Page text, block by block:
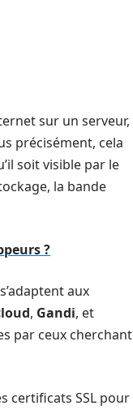
sur un serveur,
précisément, cela
soit visible par le
la bande
?
aux
, Gandi, et
par ceux cherchant
certificats SSL pour